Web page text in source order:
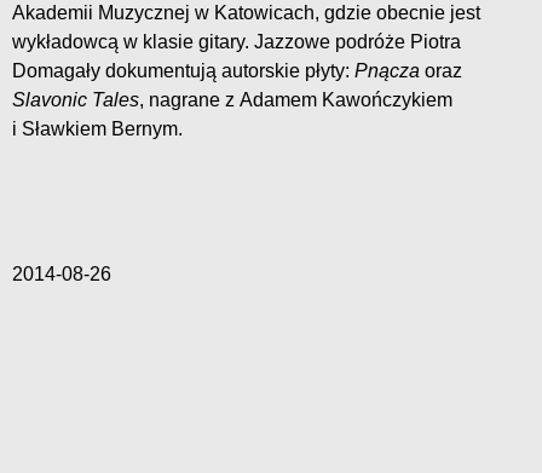
Akademii Muzycznej w Katowicach, gdzie obecnie jest
wykładowcą w klasie gitary. Jazzowe podróże Piotra
Domagały dokumentują autorskie płyty: Pnącza oraz
Slavonic Tales, nagrane z Adamem Kawończykiem
i Sławkiem Bernym.
2014-08-26